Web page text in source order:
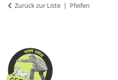
Zurück zur Liste Pfeifen